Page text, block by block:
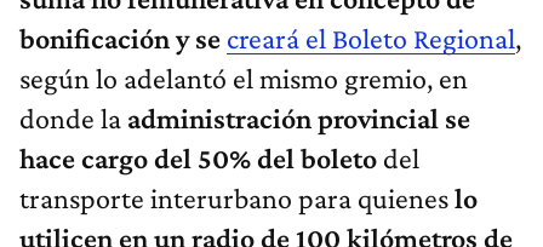
bonificación y se creará el Boleto Regional,
según lo adelantó el mismo gremio, en
donde la administración provincial se
hace cargo del 50% del boleto del
transporte interurbano para quieneslo
utilicen en un radio de 100 kilómetros de